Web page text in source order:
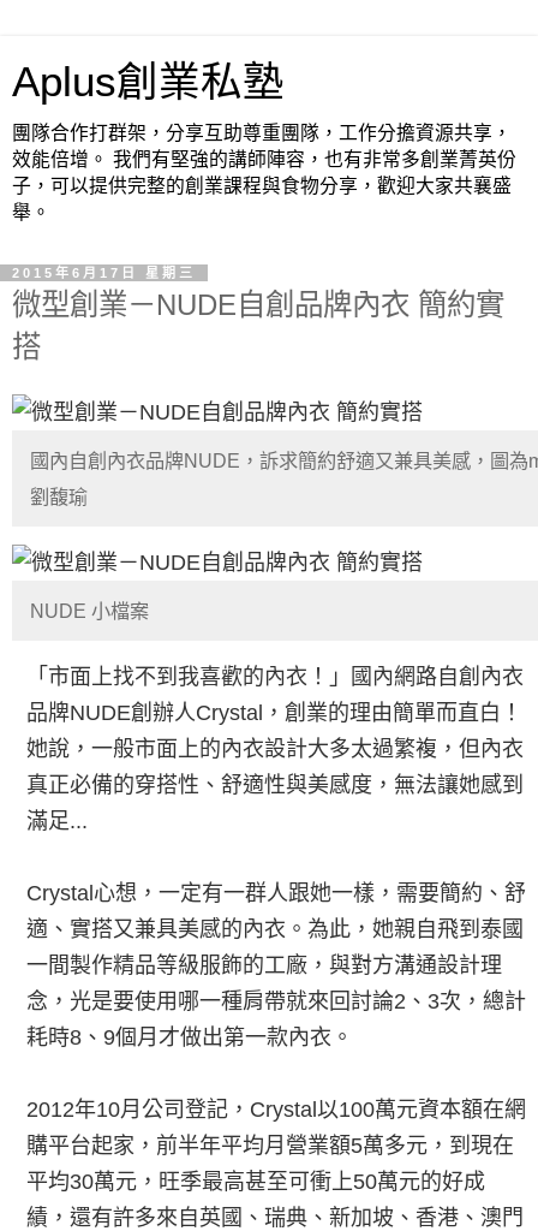
Aplus創業私塾
團隊合作打群架，分享互助尊重團隊，工作分擔資源共享，
效能倍增。 我們有堅強的講師陣容，也有非常多創業菁英份
子，可以提供完整的創業課程與食物分享，歡迎大家共襄盛
舉。
2015年6月17日 星期三
微型創業－NUDE自創品牌內衣 簡約實
搭
國內自創內衣品牌NUDE，訴求簡約舒適又兼具美感，圖為
劉馥瑜
NUDE 小檔案
「市面上找不到我喜歡的內衣！」國內網路自創內衣
品牌NUDE創辦人Crystal，創業的理由簡單而直白！
她說，一般市面上的內衣設計大多太過繁複，但內衣
真正必備的穿搭性、舒適性與美感度，無法讓她感到
滿足...
Crystal心想，一定有一群人跟她一樣，需要簡約、舒
適、實搭又兼具美感的內衣。為此，她親自飛到泰國
一間製作精品等級服飾的工廠，與對方溝通設計理
念，光是要使用哪一種肩帶就來回討論2、3次，總計
耗時8、9個月才做出第一款內衣。
2012年10月公司登記，Crystal以100萬元資本額在網
購平台起家，前半年平均月營業額5萬多元，到現在
平均30萬元，旺季最高甚至可衝上50萬元的好成
績，還有許多來自英國、瑞典、新加坡、香港、澳門